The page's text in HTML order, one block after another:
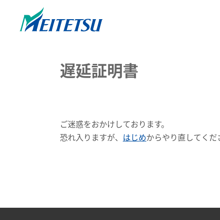
遅延証明書
ご迷惑をおかけしております。
恐れ入りますが、 はじめからやり直してくだ